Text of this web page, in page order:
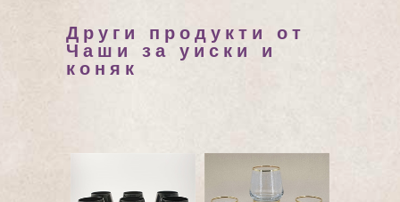
Други продукти от
Чаши за уиски и
коняк